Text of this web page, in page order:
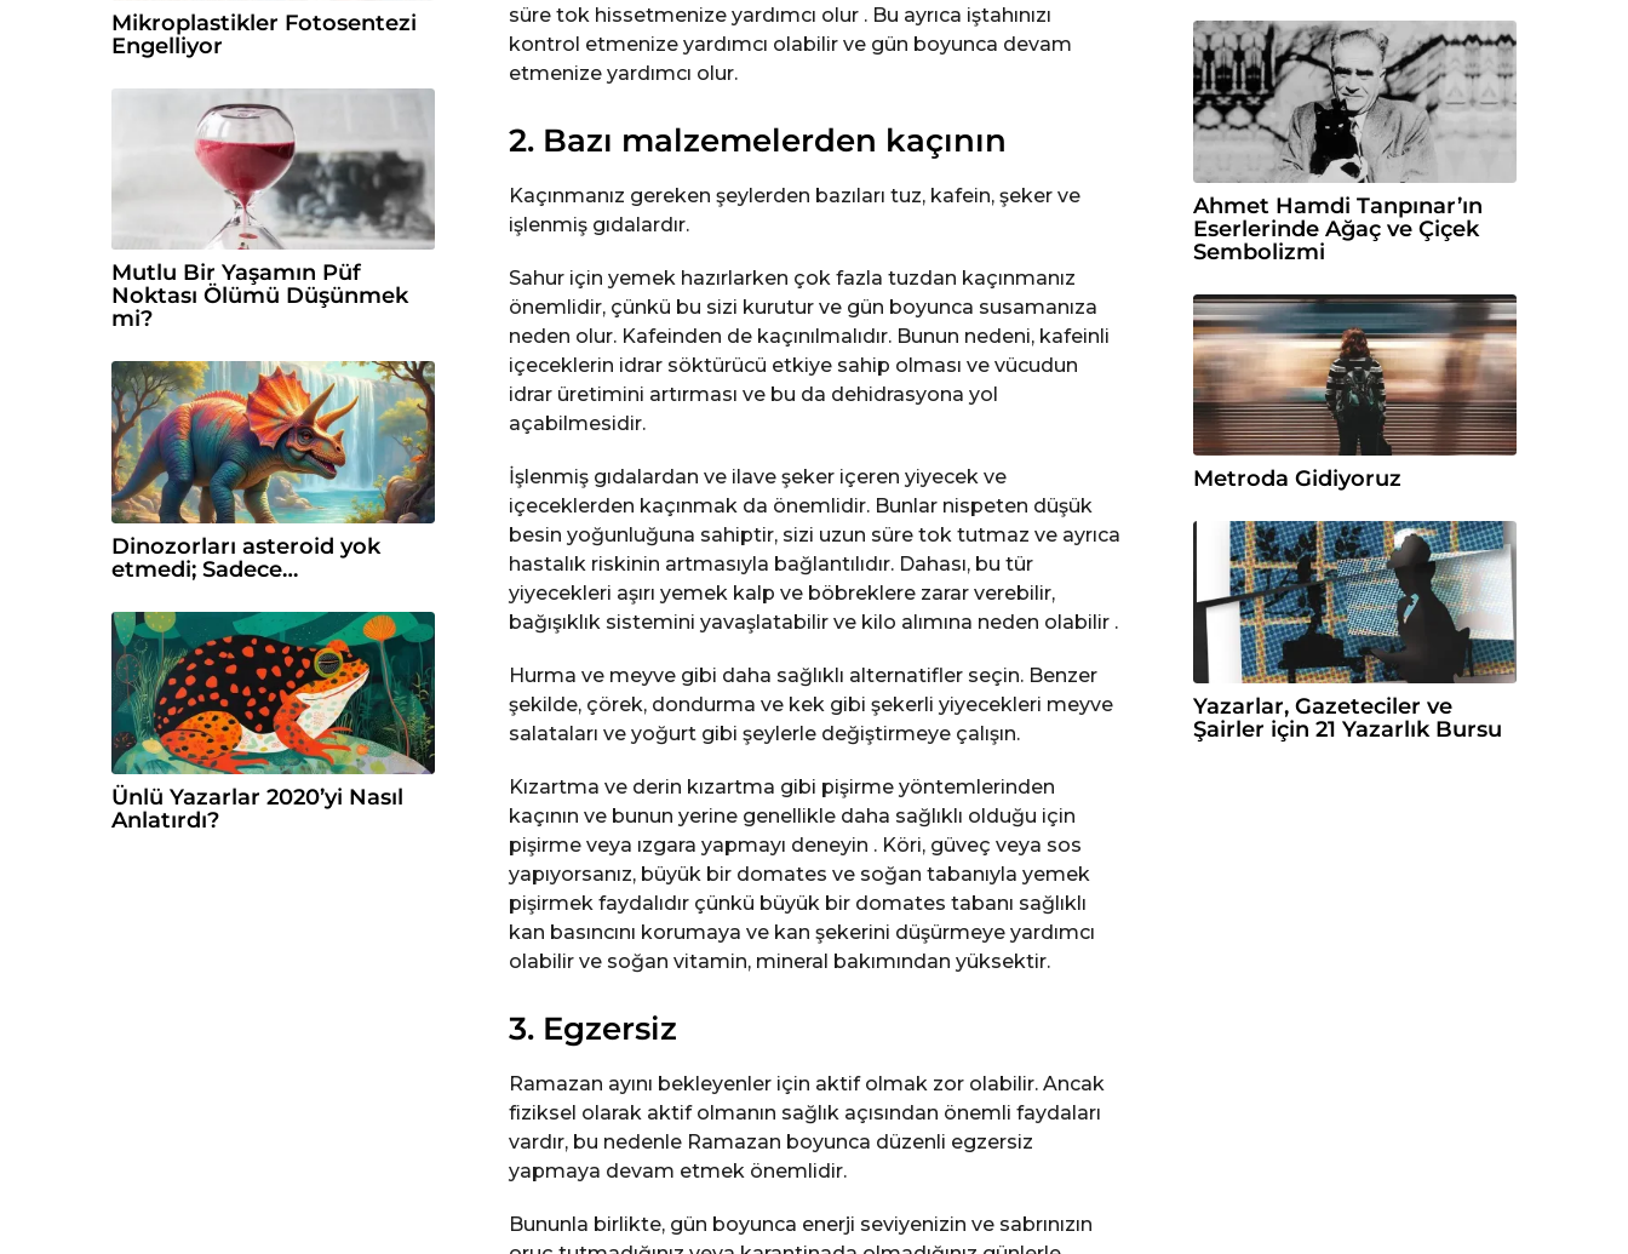
süre tok hissetmenize yardımcı olur . Bu ayrıca iştahınızı
kontrol etmenize yardımcı olabilir ve gün boyunca devam
etmenize yardımcı olur.
2. Bazı malzemelerden kaçının
Kaçınmanız gereken şeylerden bazıları tuz, kafein, şeker ve
işlenmiş gıdalardır.
Sahur için yemek hazırlarken çok fazla tuzdan kaçınmanız
önemlidir, çünkü bu sizi kurutur ve gün boyunca susamanıza
neden olur. Kafeinden de kaçınılmalıdır. Bunun nedeni, kafeinli
içeceklerin idrar söktürücü etkiye sahip olması ve vücudun
idrar üretimini artırması ve bu da dehidrasyona yol
açabilmesidir.
İşlenmiş gıdalardan ve ilave şeker içeren yiyecek ve
içeceklerden kaçınmak da önemlidir. Bunlar nispeten düşük
besin yoğunluğuna sahiptir, sizi uzun süre tok tutmaz ve ayrıca
hastalık riskinin artmasıyla bağlantılıdır. Dahası, bu tür
yiyecekleri aşırı yemek kalp ve böbreklere zarar verebilir,
bağışıklık sistemini yavaşlatabilir ve kilo alımına neden olabilir .
Hurma ve meyve gibi daha sağlıklı alternatifler seçin. Benzer
şekilde, çörek, dondurma ve kek gibi şekerli yiyecekleri meyve
salataları ve yoğurt gibi şeylerle değiştirmeye çalışın.
Kızartma ve derin kızartma gibi pişirme yöntemlerinden
kaçının ve bunun yerine genellikle daha sağlıklı olduğu için
pişirme veya ızgara yapmayı deneyin . Köri, güveç veya sos
yapıyorsanız, büyük bir domates ve soğan tabanıyla yemek
pişirmek faydalıdır çünkü büyük bir domates tabanı sağlıklı
kan basıncını korumaya ve kan şekerini düşürmeye yardımcı
olabilir ve soğan vitamin, mineral bakımından yüksektir.
3. Egzersiz
Ramazan ayını bekleyenler için aktif olmak zor olabilir. Ancak
fiziksel olarak aktif olmanın sağlık açısından önemli faydaları
vardır, bu nedenle Ramazan boyunca düzenli egzersiz
yapmaya devam etmek önemlidir.
Bununla birlikte, gün boyunca enerji seviyenizin ve sabrınızın
Mikroplastikler Fotosentezi
Engelliyor
Mutlu Bir Yaşamın Püf
Noktası Ölümü Düşünmek
mi?
Dinozorları asteroid yok
etmedi; Sadece…
Ünlü Yazarlar 2020’yi Nasıl
Anlatırdı?
Ahmet Hamdi Tanpınar’ın
Eserlerinde Ağaç ve Çiçek
Sembolizmi
Metroda Gidiyoruz
Yazarlar, Gazeteciler ve
Şairler için 21 Yazarlık Bursu